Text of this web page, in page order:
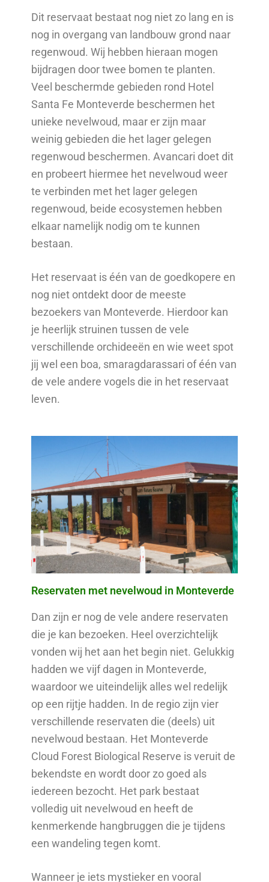
Dit reservaat bestaat nog niet zo lang en is
nog in overgang van landbouw grond naar
regenwoud. Wij hebben hieraan mogen
bijdragen door twee bomen te planten.
Veel beschermde gebieden rond Hotel
Santa Fe Monteverde beschermen het
unieke nevelwoud, maar er zijn maar
weinig gebieden die het lager gelegen
regenwoud beschermen. Avancari doet dit
en probeert hiermee het nevelwoud weer
te verbinden met het lager gelegen
regenwoud, beide ecosystemen hebben
elkaar namelijk nodig om te kunnen
bestaan.
Het reservaat is één van de goedkopere en
nog niet ontdekt door de meeste
bezoekers van Monteverde. Hierdoor kan
je heerlijk struinen tussen de vele
verschillende orchideeën en wie weet spot
jij wel een boa, smaragdarassari of één van
de vele andere vogels die in het reservaat
leven.
Reservaten met nevelwoud in Monteverde
Dan zijn er nog de vele andere reservaten
die je kan bezoeken. Heel overzichtelijk
vonden wij het aan het begin niet. Gelukkig
hadden we vijf dagen in Monteverde,
waardoor we uiteindelijk alles wel redelijk
op een rijtje hadden. In de regio zijn vier
verschillende reservaten die (deels) uit
nevelwoud bestaan. Het Monteverde
Cloud Forest Biological Reserve is veruit de
bekendste en wordt door zo goed als
iedereen bezocht. Het park bestaat
volledig uit nevelwoud en heeft de
kenmerkende hangbruggen die je tijdens
een wandeling tegen komt.
Wanneer je iets mystieker en vooral